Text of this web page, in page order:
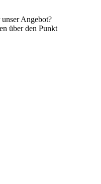
Angebot?
über den Punkt